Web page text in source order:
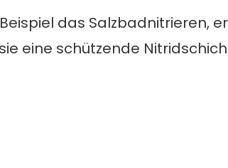
das Salzbadnitrieren,
eine schützende